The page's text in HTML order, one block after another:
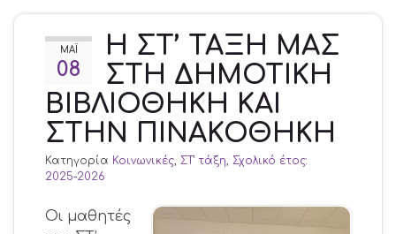
ΜΆΙ
08
Η ΣΤ’ ΤΑΞΗ ΜΑΣ
ΣΤΗ ΔΗΜΟΤΙΚΗ
ΒΙΒΛΙΟΘΗΚΗ ΚΑΙ
ΣΤΗΝ ΠΙΝΑΚΟΘΗΚΗ
Κατηγορία Κοινωνικές, ΣΤ' τάξη, Σχολικό έτος:
2025-2026
Οι μαθητές